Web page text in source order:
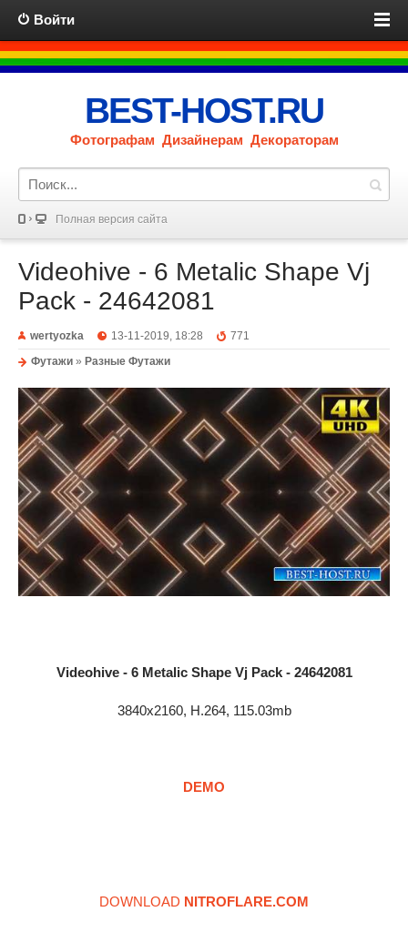
Войти
BEST-HOST.RU
Фотографам Дизайнерам Декораторам
Полная версия сайта
Videohive - 6 Metalic Shape Vj
Pack - 24642081
wertyozka 13-11-2019, 18:28
771
Футажи » Разные Футажи
Videohive - 6 Metalic Shape Vj Pack - 24642081
3840x2160, H.264, 115.03mb
DEMO
DOWNLOAD NITROFLARE.COM